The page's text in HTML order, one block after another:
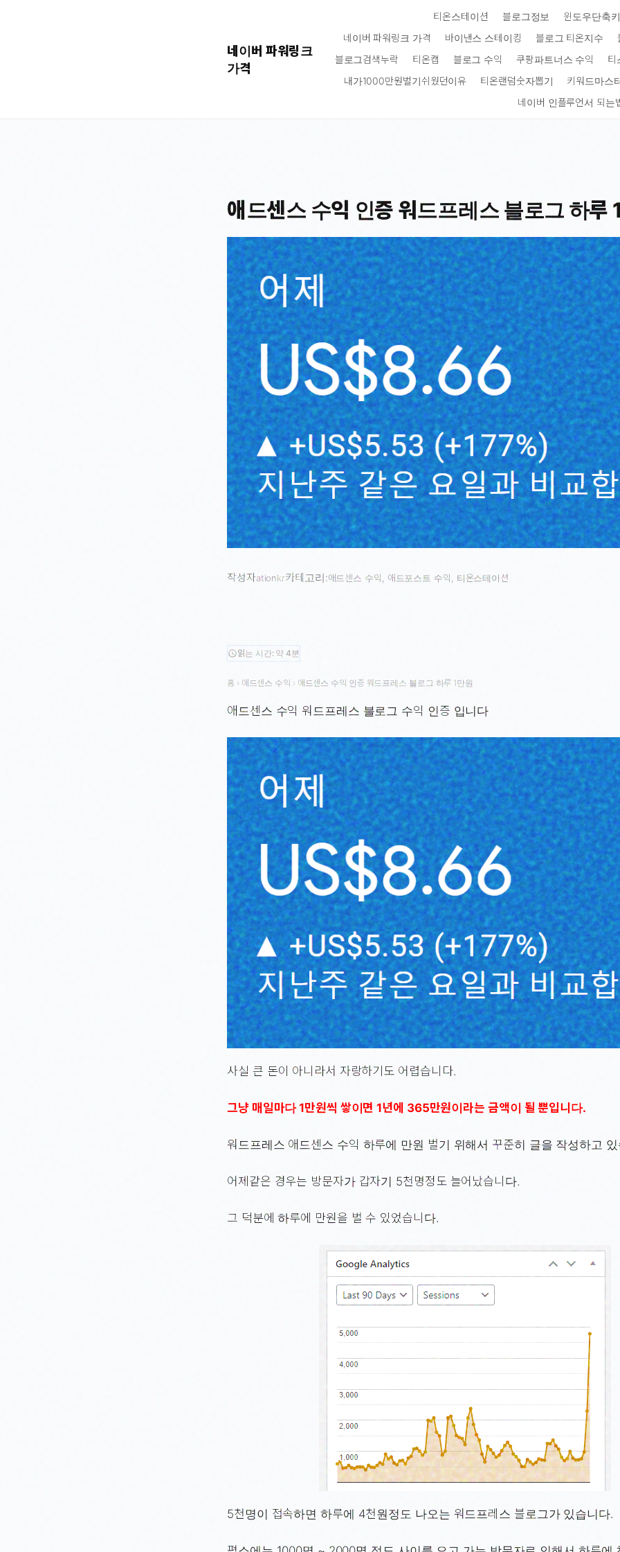
네이버 파워링크
가격
티온스테이션 블로그정보
윈도우단축키
네이버 파워링크 가격
바이낸스 스테이킹 블로그 티온지수
블로그검색누락
티온캡 블로그 수익 쿠팡파트너스 수익
티
내가1000만원벌기쉬웠던이유
티온랜덤숫자뽑기
키워드마스
네이버 인플루언서 되는
애드센스 수익 인증 워드프레스 블로그 하루
작성자ationkr카테고리:애드센스 수익 애드포스트 수익 티온스테이션
schedule읽는 시간: 약 4분
홈 › 애드센스 수익 › 애드센스 수익 인증 워드프레스 블로그 하루 1만원
애드센스 수익 워드프레스 블로그 수익 인증 입니다
사실 큰 돈이 아니라서 자랑하기도 어렵습니다.
그냥 매일마다 1만원씩 쌓이면 1년에 365만원이라는 금액이 될 뿐입니다.
워드프레스 애드센스 수익 하루에 만원 벌기 위해서 꾸준히 글을 작성하고
어제같은 경우는 방문자가 갑자기 5천명정도 늘어났습니다.
그 덕분에 하루에 만원을 벌 수 있었습니다.
5천명이 접속하면 하루에 4천원정도 나오는 워드프레스 블로그가 있습니다.